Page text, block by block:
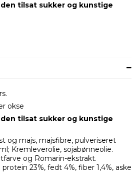
tilsat sukker og kunstige
okse
tilsat sukker og kunstige
og majs, majsfibre, pulveriseret
Kremleverolie, sojabønneolie.
og Romarin-ekstrakt.
23%, fedt 4%, fiber 1,4%, aske